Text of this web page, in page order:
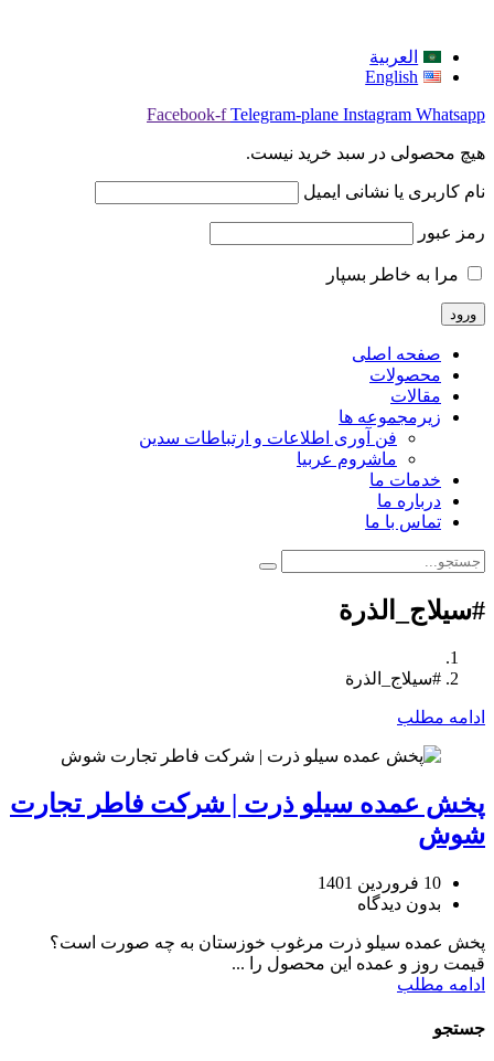
العربية
English
Facebook-f Telegram-plane Instagram Whatsapp
هیچ محصولی در سبد خرید نیست.
نام کاربری یا نشانی ایمیل
رمز عبور
مرا به خاطر بسپار
صفحه اصلی
محصولات
مقالات
زیرمجموعه ها
فن آوری اطلاعات و ارتباطات سدین
ماشروم عربيا
خدمات ما
درباره ما
تماس با ما
#سیلاج_الذرة
#سیلاج_الذرة
ادامه مطلب
پخش عمده سیلو ذرت | شرکت فاطر تجارت
شوش
10 فروردین 1401
بدون دیدگاه
پخش عمده سیلو ذرت مرغوب خوزستان به چه صورت است؟
قیمت روز و عمده این محصول را ...
ادامه مطلب
جستجو